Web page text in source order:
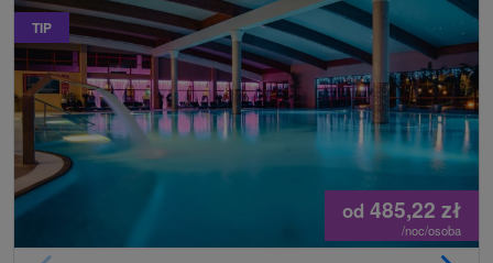
TIP
od 485,22 zł
/noc/osoba